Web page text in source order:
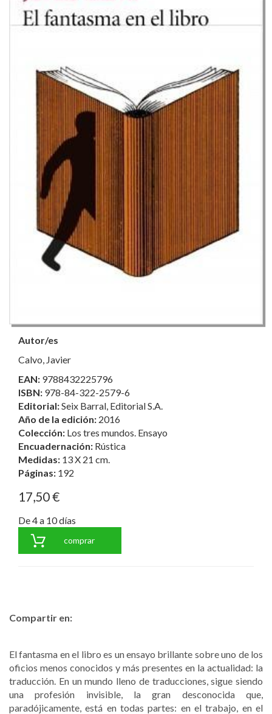
Autor/es
Calvo, Javier
EAN: 9788432225796
ISBN: 978-84-322-2579-6
Editorial:Seix Barral, Editorial S.A.
Año de la edición: 2016
Colección: Los tres mundos. Ensayo
Encuadernación: Rústica
Medidas: 13 X 21 cm.
Páginas: 192
17,50 €
De 4 a 10 días
comprar
Compartir en:
El fantasma en el libro es un ensayo brillante sobre uno de los
oficios menos conocidos y más presentes en la actualidad: la
traducción. En un mundo lleno de traducciones, sigue siendo
una profesión invisible, la gran desconocida que,
paradójicamente, está en todas partes: en el trabajo, en el